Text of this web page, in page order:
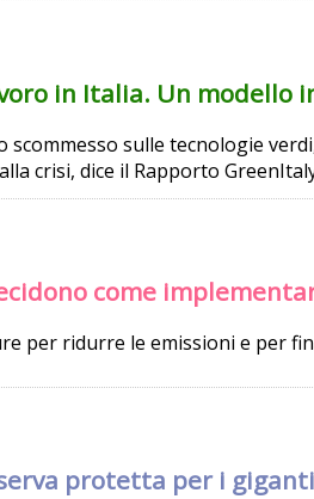
in Italia. Un modello
scommesso sulle tecnologie
crisi, dice il Rapporto
come
per ridurre le emissioni e per
protetta per i